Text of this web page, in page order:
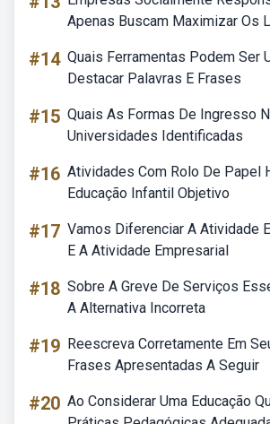
Apenas Buscam Maximizar Os
#14 Quais Ferramentas Podem Ser
Destacar Palavras E Frases
#15 Quais As Formas De Ingresso
Universidades Identificadas
#16 Atividades Com Rolo De Papel
Educação Infantil Objetivo
#17 Vamos Diferenciar A Atividade
E A Atividade Empresarial
#18 Sobre A Greve De Serviços
A Alternativa Incorreta
#19 Reescreva Corretamente Em
Frases Apresentadas A Seguir
#20 Ao Considerar Uma Educação